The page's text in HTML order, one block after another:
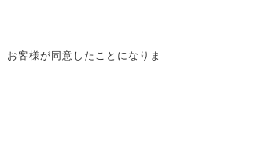
客様が同意したことになりま